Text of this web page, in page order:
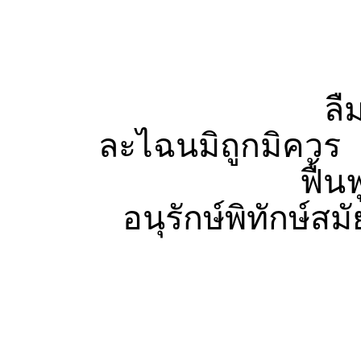
ลืมเลือ
ละไฉนมิถูกมิควร
ฟื้นฟูแ
อนุรักษ์พิทักษ์สมั